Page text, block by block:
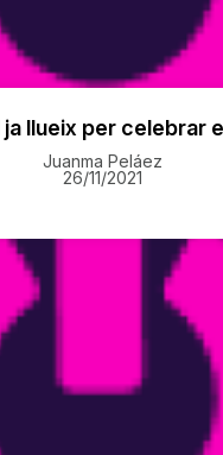
ja llueix per celebrar
Juanma Peláez
26/11/2021